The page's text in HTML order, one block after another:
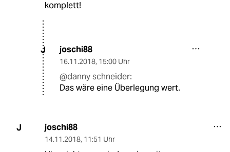
komplett!
J joschi88
16.11.2018, 15:00 Uhr
@danny schneider:
Das wäre eine Überlegung wert.
J joschi88
14.11.2018, 11:51 Uhr